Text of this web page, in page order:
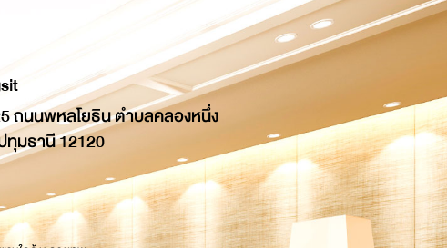
ถนนพหลโยธิน ตำบลคลองหนึ่ง
ทุมธานี 12120